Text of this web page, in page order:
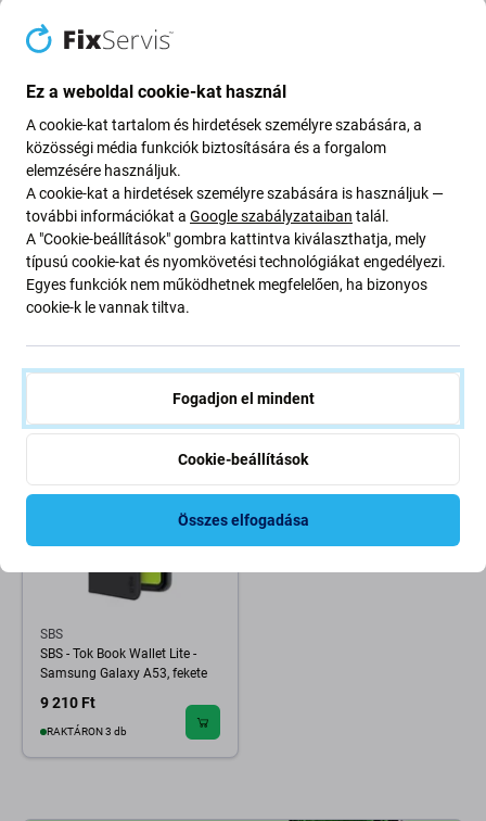
SBS - Tok Vanity - Samsung
Galaxy A53, fekete
8 000 Ft
RAKTÁRON 2 db
SBS - Tok Skinny - Samsung
4 800 Ft
Külső raktár
SBS
SBS - Tok Book Wallet Lite -
Samsung Galaxy A53, fekete
9 210 Ft
RAKTÁRON 3 db
Ez a weboldal cookie-kat használ
A cookie-kat tartalom és hirdetések személyre szabására, a
közösségi média funkciók biztosítására és a forgalom
elemzésére használjuk.
A cookie-kat a hirdetések személyre szabására is használjuk —
további információkat a Google szabályzataiban talál.
A "Cookie-beállítások" gombra kattintva kiválaszthatja, mely
típusú cookie-kat és nyomkövetési technológiákat engedélyezi.
Egyes funkciók nem működhetnek megfelelően, ha bizonyos
cookie-k le vannak tiltva.
Fogadjon el mindent
Cookie-beállítások
Összes elfogadása